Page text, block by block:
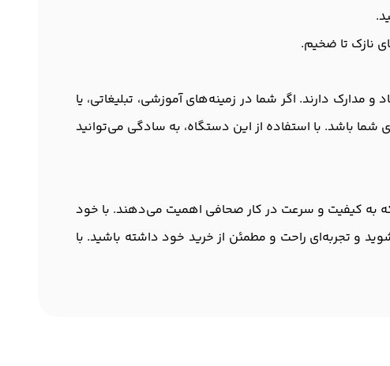
نازک تا ضخیم.
اسناد و مدارک دارند. اگر شما در زمینه‌های آموزشی، تبلیغاتی، یا
باشد. با استفاده از این دستگاه، به سادگی می‌توانید
9020 انتخابی هوشمندانه برای افرادی است که به کیفیت و سرعت در کار صحافی اهمیت می‌دهند. با خود
و تجربه‌ای راحت و مطمئن از خرید خود داشته باشید. با